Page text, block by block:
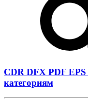
CDR DFX PDF EPS
категориям